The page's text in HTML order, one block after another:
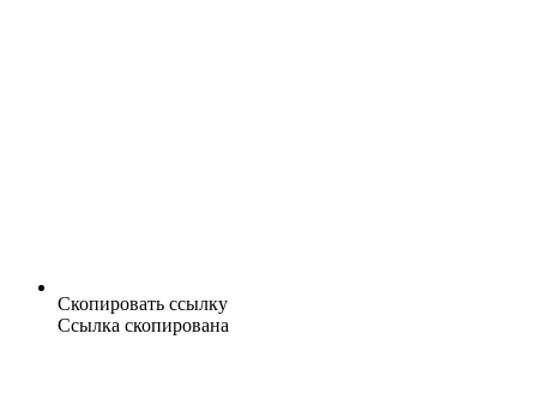
Скопировать ссылку
Ссылка скопирована